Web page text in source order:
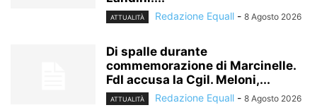
ATTUALITÀ Redazione Equall - 8 Agosto 2026
Di spalle durante
commemorazione di Marcinelle.
FdI accusa la Cgil. Meloni,...
ATTUALITÀ Redazione Equall - 8 Agosto 2026